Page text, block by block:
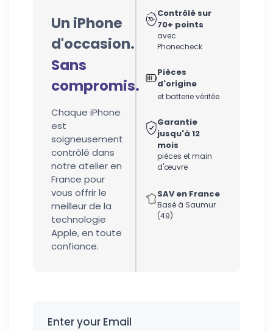
Un iPhone
d'occasion.
Sans
compromis.
Chaque iPhone
est
soigneusement
contrôlé dans
notre atelier en
France pour
vous offrir le
meilleur de la
technologie
Apple, en toute
confiance.
Contrôlé sur
70+ points
avec
Phonecheck
Pièces
d'origine
et batterie vérifée
Garantie
jusqu'à 12
mois
pièces et main
d'œuvre
SAV en France
Basé à Saumur
(49)
Enter your Email